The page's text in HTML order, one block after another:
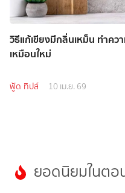
วิธีแก้เขียงมีกลิ่นเหม็น ทำคว
เหมือนใหม่
ฟู้ด ทิปส์ 10 เม.ย. 69
ยอดนิยมในตอ